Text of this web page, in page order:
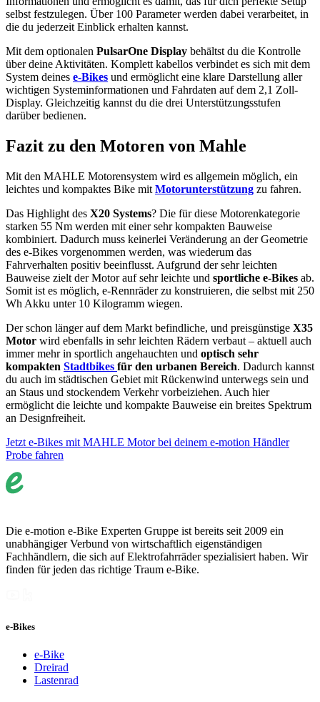
selbst festzulegen. Über 100 Parameter werden dabei verarbeitet, in
die du jederzeit Einblick erhalten kannst.
Mit dem optionalen PulsarOne Display behältst du die Kontrolle
über deine Aktivitäten. Komplett kabellos verbindet es sich mit dem
System deines e-Bikes und ermöglicht eine klare Darstellung aller
wichtigen Systeminformationen und Fahrdaten auf dem 2,1 Zoll-
Display. Gleichzeitig kannst du die drei Unterstützungsstufen
darüber bedienen.
Fazit zu den Motoren von Mahle
Mit den MAHLE Motorensystem wird es allgemein möglich, ein
leichtes und kompaktes Bike mit Motorunterstützung zu fahren.
Das Highlight des X20 Systems? Die für diese Motorenkategorie
starken 55 Nm werden mit einer sehr kompakten Bauweise
kombiniert. Dadurch muss keinerlei Veränderung an der Geometrie
des e-Bikes vorgenommen werden, was wiederum das
Fahrverhalten positiv beeinflusst. Aufgrund der sehr leichten
Bauweise zielt der Motor auf sehr leichte und sportliche e-Bikes ab.
Somit ist es möglich, e-Rennräder zu konstruieren, die selbst mit 250
Wh Akku unter 10 Kilogramm wiegen.
Der schon länger auf dem Markt befindliche, und preisgünstige X35
Motor wird ebenfalls in sehr leichten Rädern verbaut – aktuell auch
immer mehr in sportlich angehauchten und optisch sehr
kompakten Stadtbikes für den urbanen Bereich. Dadurch kannst
du auch im städtischen Gebiet mit Rückenwind unterwegs sein und
an Staus und stockendem Verkehr vorbeiziehen. Auch hier
ermöglicht die leichte und kompakte Bauweise ein breites Spektrum
an Designfreiheit.
Jetzt e-Bikes mit MAHLE Motor bei deinem e-motion Händler
Probe fahren
Die e-motion e-Bike Experten Gruppe ist bereits seit 2009 ein
unabhängiger Verbund von wirtschaftlich eigenständigen
Fachhändlern, die sich auf Elektrofahrräder spezialisiert haben. Wir
finden für jeden das richtige Traum e-Bike.
e-Bikes
e-Bike
Dreirad
Lastenrad